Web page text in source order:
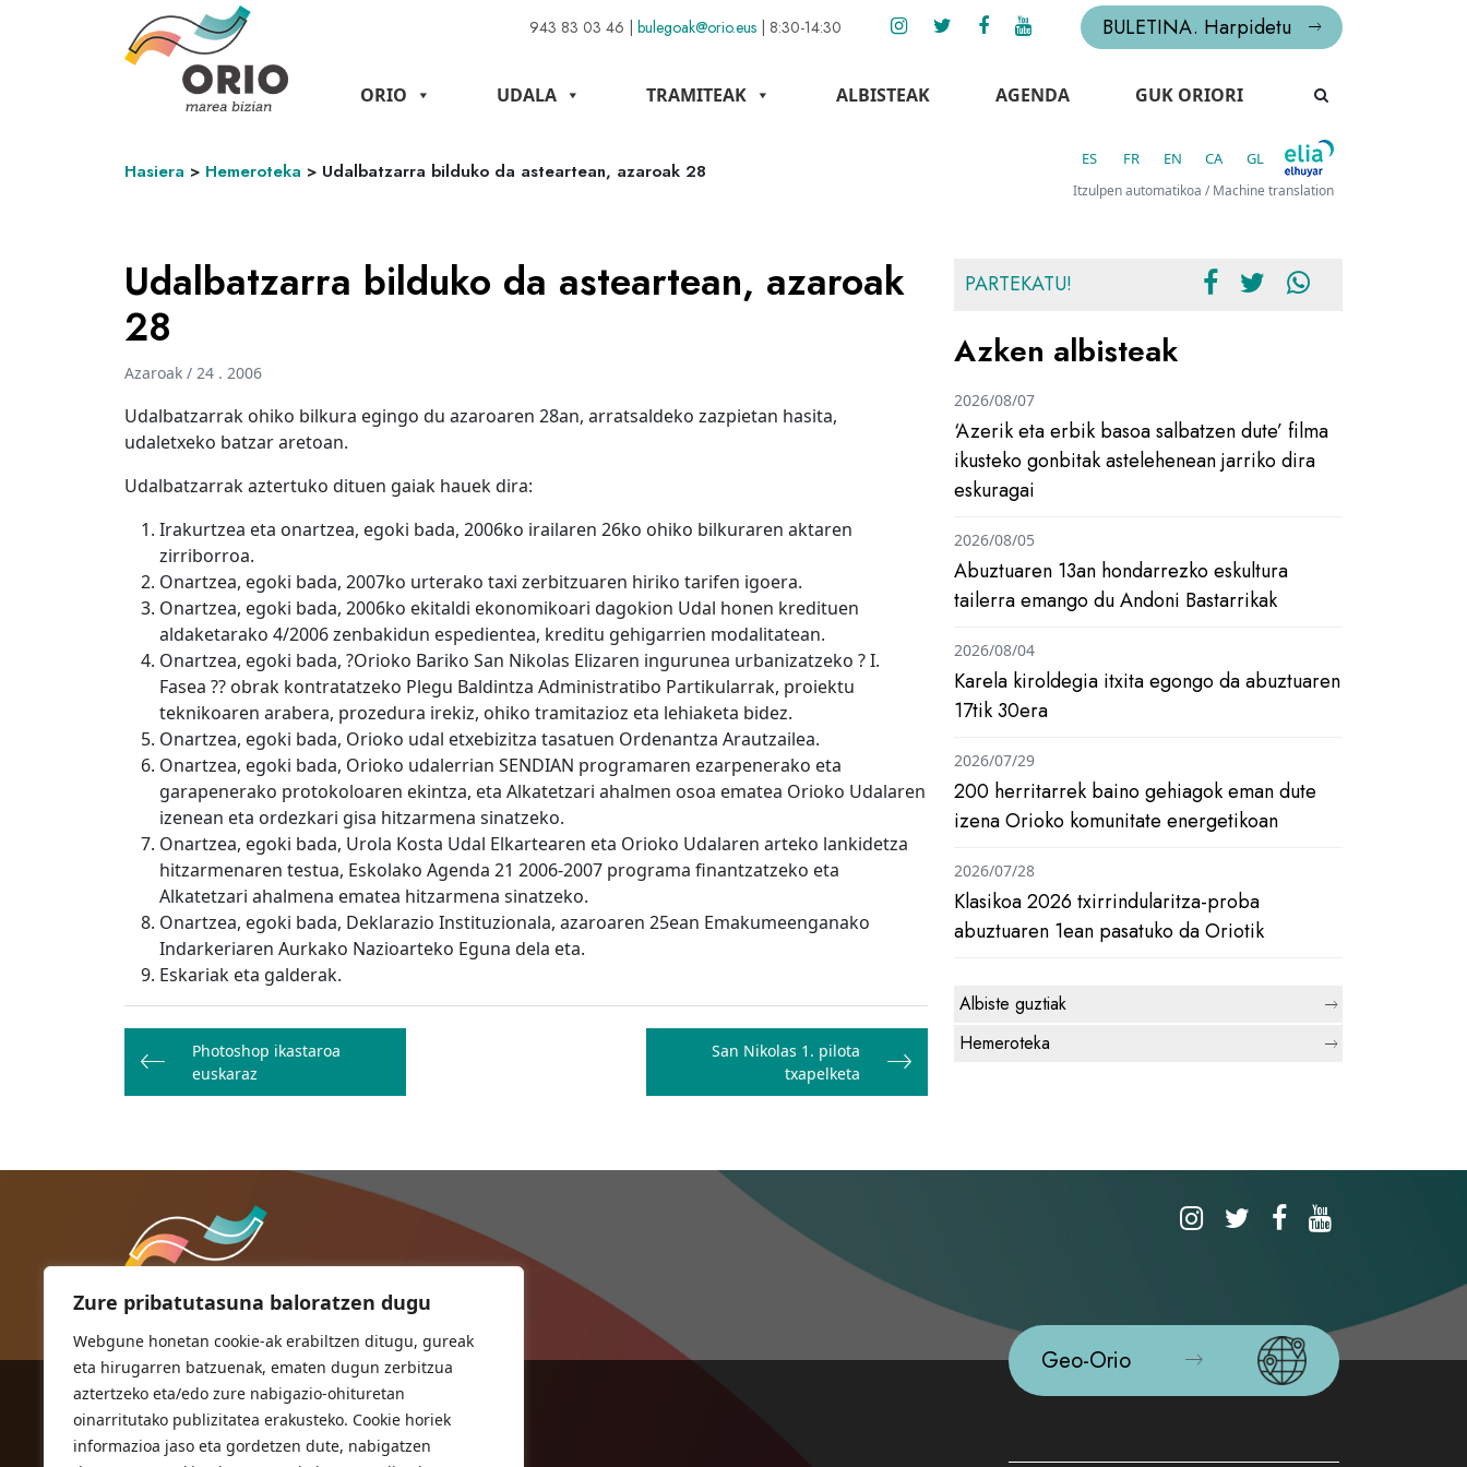
Zure pribatutasuna baloratzen dugu
Webgune honetan cookie-ak erabiltzen ditugu, gureak
eta hirugarren batzuenak, ematen dugun zerbitzua
aztertzeko eta/edo zure nabigazio-ohituretan
oinarritutako publizitatea erakusteko. Cookie horiek
informazioa jaso eta gordetzen dute, nabigatzen
943 83 03 46 | bulegoak@orio.eus | 8:30-14:30 BULETINA. Harpidetu
ORIO UDALA TRAMITEAK ALBISTEAK AGENDA GUK ORIORI
Hasiera > Hemeroteka > Udalbatzarra bilduko da asteartean, azaroak 28
ES FR EN CA GL
Itzulpen automatikoa / Machine translation
Udalbatzarra bilduko da asteartean, azaroak
28
Azaroak / 24 . 2006
Udalbatzarrak ohiko bilkura egingo du azaroaren 28an, arratsaldeko zazpietan hasita,
udaletxeko batzar aretoan.
Udalbatzarrak aztertuko dituen gaiak hauek dira:
Irakurtzea eta onartzea, egoki bada, 2006ko irailaren 26ko ohiko bilkuraren aktaren
zirriborroa.
Onartzea, egoki bada, 2007ko urterako taxi zerbitzuaren hiriko tarifen igoera.
Onartzea, egoki bada, 2006ko ekitaldi ekonomikoari dagokion Udal honen kredituen
aldaketarako 4/2006 zenbakidun espedientea, kreditu gehigarrien modalitatean.
Onartzea, egoki bada, ?Orioko Bariko San Nikolas Elizaren ingurunea urbanizatzeko ? I.
Fasea ?? obrak kontratatzeko Plegu Baldintza Administratibo Partikularrak, proiektu
teknikoaren arabera, prozedura irekiz, ohiko tramitazioz eta lehiaketa bidez.
Onartzea, egoki bada, Orioko udal etxebizitza tasatuen Ordenantza Arautzailea.
Onartzea, egoki bada, Orioko udalerrian SENDIAN programaren ezarpenerako eta
garapenerako protokoloaren ekintza, eta Alkatetzari ahalmen osoa ematea Orioko Udalaren
izenean eta ordezkari gisa hitzarmena sinatzeko.
Onartzea, egoki bada, Urola Kosta Udal Elkartearen eta Orioko Udalaren arteko lankidetza
hitzarmenaren testua, Eskolako Agenda 21 2006-2007 programa finantzatzeko eta
Alkatetzari ahalmena ematea hitzarmena sinatzeko.
Onartzea, egoki bada, Deklarazio Instituzionala, azaroaren 25ean Emakumeenganako
Indarkeriaren Aurkako Nazioarteko Eguna dela eta.
Eskariak eta galderak.
Bidalketetan
zehar
nabigatu
Photoshop ikastaroa
euskaraz
San Nikolas 1. pilota
txapelketa
PARTEKATU!
Azken albisteak
‘Azerik eta erbik basoa salbatzen dute’ filma
ikusteko gonbitak astelehenean jarriko dira
eskuragai
2026/08/07
Abuztuaren 13an hondarrezko eskultura
tailerra emango du Andoni Bastarrikak
2026/08/05
Karela kiroldegia itxita egongo da abuztuaren
17tik 30era
2026/08/04
200 herritarrek baino gehiagok eman dute
izena Orioko komunitate energetikoan
2026/07/29
Klasikoa 2026 txirrindularitza-proba
abuztuaren 1ean pasatuko da Oriotik
2026/07/28
Albiste guztiak
Hemeroteka
Geo-Orio
ORIOKO UDALA
Herriko plaza,1
20810 Orio (Gipuzkoa)